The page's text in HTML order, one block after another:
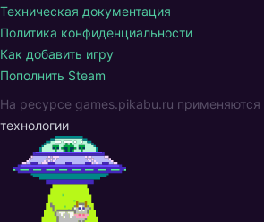
Техническая документация
Политика конфиденциальности
Как добавить игру
Пополнить Steam
На ресурсе games.pikabu.ru применяются
технологии